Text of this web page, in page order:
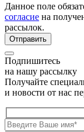
Данное поле
согласие на
рассылок.
Подпишитесь
на нашу рассылку
Получайте
и новости от нас